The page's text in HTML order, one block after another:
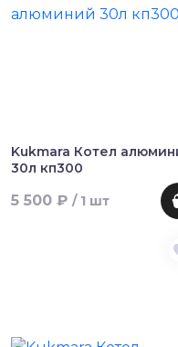
Kukmara Котел
30л кп300
5 500 ₽ / 1 шт